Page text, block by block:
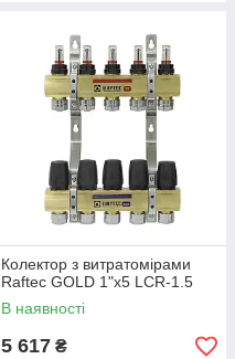
Колектор з витратомірами
Raftec GOLD 1"х5 LCR-1.5
В наявності
5 617 ₴